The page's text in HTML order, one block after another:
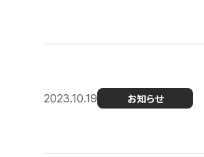
2023.10.19 お知らせ